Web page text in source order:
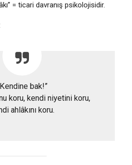
= ticari davranış psikolojisidir.
bak!”
koru, kendi niyetini koru,
ahlâkını koru.